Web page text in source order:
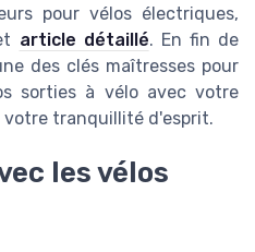
pour vélos électriques,
article détaillé. En fin de
des clés maîtresses pour
sorties à vélo avec votre
tranquillité d'esprit.
les vélos